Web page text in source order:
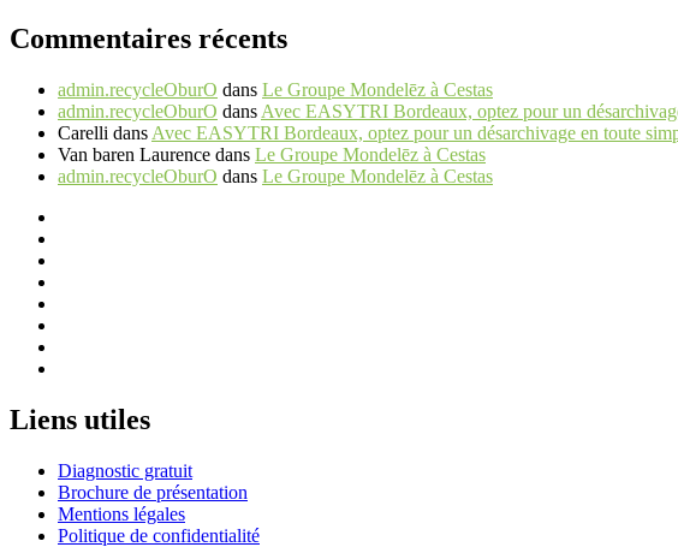
Commentaires récents
admin.recycleOburO dans Le Groupe Mondelēz à Cestas
admin.recycleOburO dans Avec EASYTRI Bordeaux, optez pour un
Carelli dans Avec EASYTRI Bordeaux, optez pour un désarchivage en toute
Van baren Laurence dans Le Groupe Mondelēz à Cestas
admin.recycleOburO dans Le Groupe Mondelēz à Cestas
Liens utiles
Diagnostic gratuit
Brochure de présentation
Mentions légales
Politique de confidentialité